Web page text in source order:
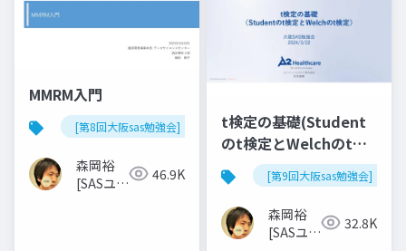
MMRM入門
[第8回大阪sas勉強会]
森岡裕
[SASユー
46.9K
t検定の基礎(Student
のt検定とWelchのt検
定)
[第9回大阪sas勉強会]
森岡裕
[SASユー
32.8K